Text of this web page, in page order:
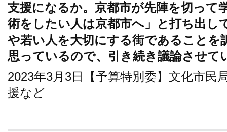
支援になるか。京都市が先陣を切って
術をしたい人は京都市へ」と打ち出し
や若い人を大切にする街であること
思っているので、引き続き議論させて
2023年3月3日【予算特別委】文化市民
援など